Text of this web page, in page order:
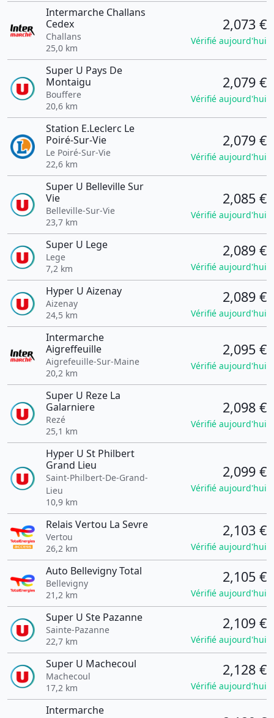
Intermarche Challans
Cedex
Challans
25,0 km
2,073 €
Vérifié aujourd'hui
Super U Pays De
Montaigu
Bouffere
20,6 km
2,079 €
Vérifié aujourd'hui
Station E.Leclerc Le
Poiré-Sur-Vie
Le Poiré-Sur-Vie
22,6 km
2,079 €
Vérifié aujourd'hui
Super U Belleville Sur
Vie
Belleville-Sur-Vie
23,7 km
2,085 €
Vérifié aujourd'hui
Super U Lege
Lege
7,2 km
2,089 €
Vérifié aujourd'hui
Hyper U Aizenay
Aizenay
24,5 km
2,089 €
Vérifié aujourd'hui
Intermarche
Aigreffeuille
Aigrefeuille-Sur-Maine
20,2 km
2,095 €
Vérifié aujourd'hui
Super U Reze La
Galarniere
Rezé
25,1 km
2,098 €
Vérifié aujourd'hui
Hyper U St Philbert
Grand Lieu
Saint-Philbert-De-Grand-
Lieu
10,9 km
2,099 €
Vérifié aujourd'hui
Relais Vertou La Sevre
Vertou
26,2 km
2,103 €
Vérifié aujourd'hui
Auto Bellevigny Total
Bellevigny
21,2 km
2,105 €
Vérifié aujourd'hui
Super U Ste Pazanne
Sainte-Pazanne
22,7 km
2,109 €
Vérifié aujourd'hui
Super U Machecoul
Machecoul
17,2 km
2,128 €
Vérifié aujourd'hui
Intermarche